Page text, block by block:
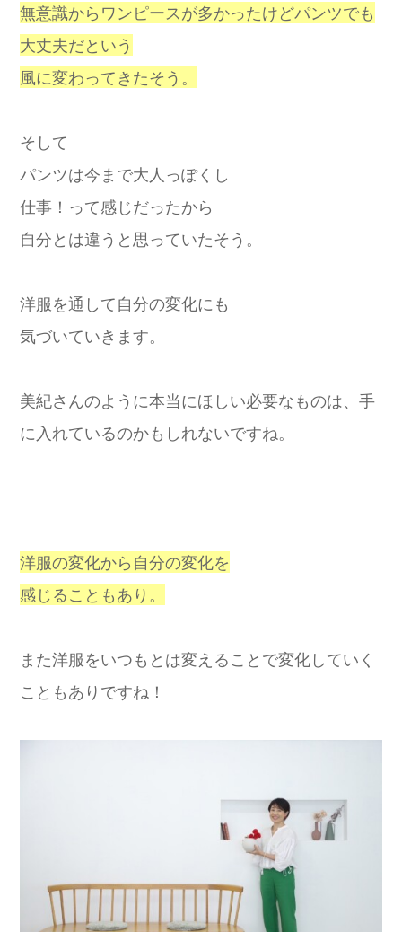
無意識からワンピースが多かったけどパンツでも
大丈夫だという
風に変わってきたそう。
そして
パンツは今まで大人っぽくし
仕事！って感じだったから
自分とは違うと思っていたそう。
洋服を通して自分の変化にも
気づいていきます。
美紀さんのように本当にほしい必要なものは、手
に入れているのかもしれないですね。
洋服の変化から自分の変化を
感じることもあり。
また洋服をいつもとは変えることで変化していく
こともありですね！